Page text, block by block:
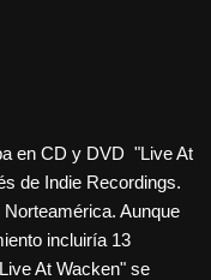
en CD y DVD "Live At
de Indie Recordings.
Aunque
incluiría 13
At Wacken" se